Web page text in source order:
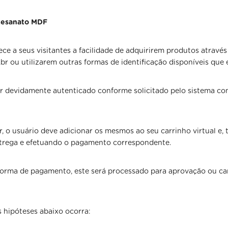
MDF
a seus visitantes a facilidade de adquirirem produtos
ou utilizarem outras formas de identificação disponíveis que
devidamente autenticado conforme solicitado pelo sistema
o usuário deve adicionar os mesmos ao seu carrinho virtual
e efetuando o pagamento correspondente.
de pagamento, este será processado para aprovação ou
hipóteses abaixo ocorra: